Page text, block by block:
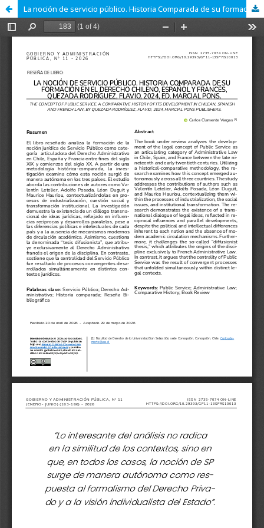
La noción de servicio público. Historia Comparada de su formación en el Derecho chileno, español y francés, Quezada Rodríguez, Flavio, 2024, Ed. Marcial Pons.